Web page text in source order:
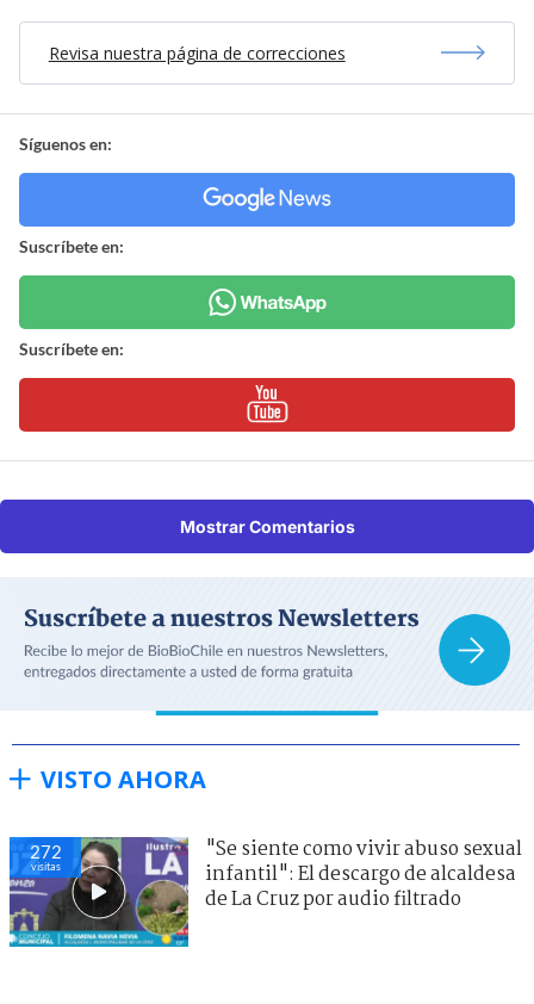
Revisa nuestra página de correcciones
Síguenos en:
Suscríbete en:
Suscríbete en:
Mostrar Comentarios
VISTO AHORA
272
visitas
"Se siente como vivir abuso sexual
infantil": El descargo de alcaldesa
de La Cruz por audio filtrado